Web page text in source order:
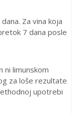
Za vina koja
7 dana posle
ni limunskom
za loše rezultate
upotrebi